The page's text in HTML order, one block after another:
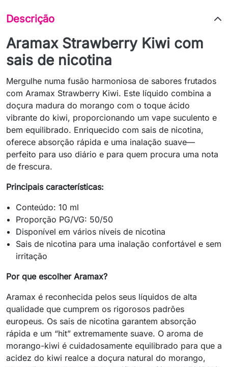
Descrição
Aramax Strawberry Kiwi com
sais de nicotina
Mergulhe numa fusão harmoniosa de sabores frutados
com Aramax Strawberry Kiwi. Este líquido combina a
doçura madura do morango com o toque ácido
vibrante do kiwi, proporcionando um vape suculento e
bem equilibrado. Enriquecido com sais de nicotina,
oferece absorção rápida e uma inalação suave—
perfeito para uso diário e para quem procura uma nota
de frescura.
Principais características:
Conteúdo: 10 ml
Proporção PG/VG: 50/50
Disponível em vários níveis de nicotina
Sais de nicotina para uma inalação confortável e sem
irritação
Por que escolher Aramax?
Aramax é reconhecida pelos seus líquidos de alta
qualidade que cumprem os rigorosos padrões
europeus. Os sais de nicotina garantem absorção
rápida e um “hit” extremamente suave. O aroma de
morango-kiwi é cuidadosamente equilibrado para que a
acidez do kiwi realce a doçura natural do morango,